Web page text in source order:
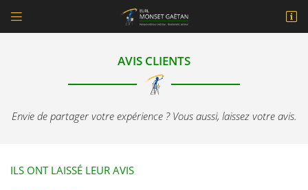
 
10 rue de l'avenir ZA de Cabarrot
AVIS CLIENTS
Envie de partager votre expérience ? Vous aussi, laissez votre avis.
ILS ONT LAISSÉ LEUR AVIS